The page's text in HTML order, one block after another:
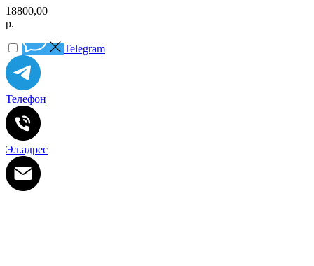
18800,00
р.
Telegram
Телефон
Эл.адрес